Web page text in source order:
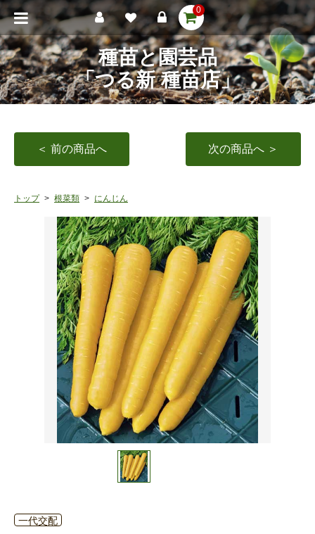
0
種苗と園芸品
「つる新 種苗店」
＜ 前の商品へ 次の商品へ ＞
トップ 根菜類 にんじん
一代交配